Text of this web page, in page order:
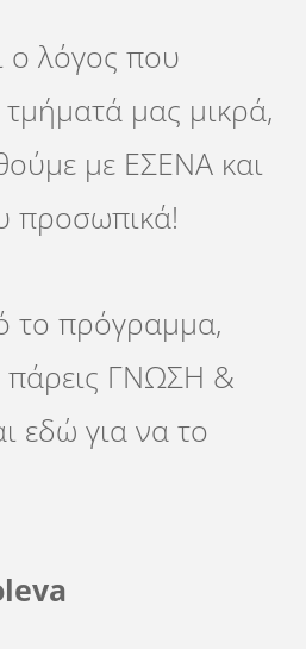
ο λόγος που
μας μικρά,
με ΕΣΕΝΑ και
προσωπικά!
το πρόγραμμα,
πάρεις ΓΝΩΣΗ &
εδώ για να το